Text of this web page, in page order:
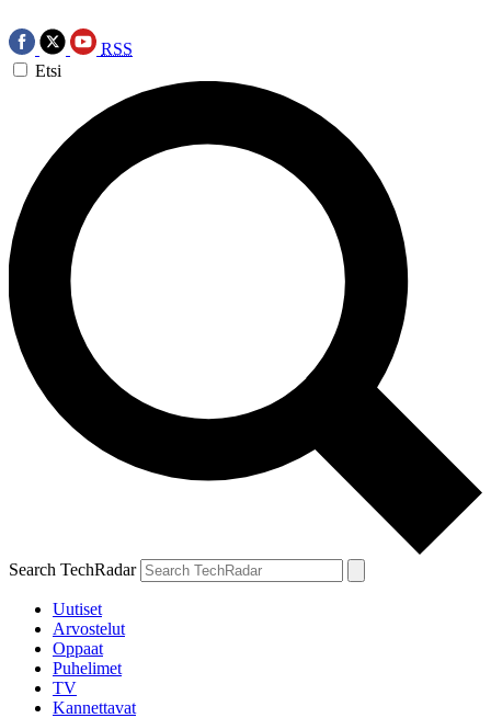
RSS
Etsi
Search TechRadar
Uutiset
Arvostelut
Oppaat
Puhelimet
TV
Kannettavat